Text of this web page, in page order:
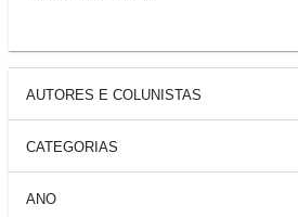
AUTORES E COLUNISTAS
CATEGORIAS
ANO